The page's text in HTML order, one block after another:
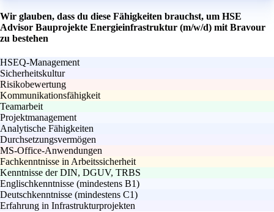
Wir glauben, dass du diese Fähigkeiten brauchst, um HSE
Advisor Bauprojekte Energieinfrastruktur (m/w/d) mit Bravour
zu bestehen
HSEQ-Management
Sicherheitskultur
Risikobewertung
Kommunikationsfähigkeit
Teamarbeit
Projektmanagement
Analytische Fähigkeiten
Durchsetzungsvermögen
MS-Office-Anwendungen
Fachkenntnisse in Arbeitssicherheit
Kenntnisse der DIN, DGUV, TRBS
Englischkenntnisse (mindestens B1)
Deutschkenntnisse (mindestens C1)
Erfahrung in Infrastrukturprojekten